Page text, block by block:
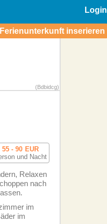
Login
Ferienunterkunft inserieren
(Bdbidcg)
55 - 90 EUR
und Nacht
Relaxen
nach
im
im